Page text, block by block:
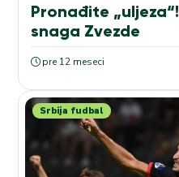
Pronađite
snaga Zvezde
pre 12 meseci
Srbija fudbal